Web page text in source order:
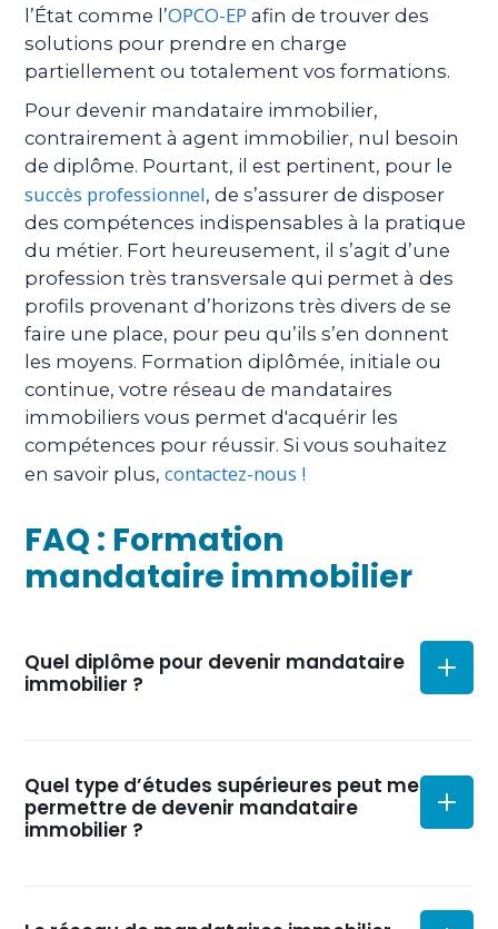
l’État comme l’OPCO-EP afin de trouver des
solutions pour prendre en charge
partiellement ou totalement vos formations.
Pour devenir mandataire immobilier,
contrairement à agent immobilier, nul besoin
de diplôme. Pourtant, il est pertinent, pour le
succès professionnel, de s’assurer de disposer
des compétences indispensables à la pratique
du métier. Fort heureusement, il s’agit d’une
profession très transversale qui permet à des
profils provenant d’horizons très divers de se
faire une place, pour peu qu’ils s’en donnent
les moyens. Formation diplômée, initiale ou
continue, votre réseau de mandataires
immobiliers vous permet d'acquérir les
compétences pour réussir. Si vous souhaitez
en savoir plus,contactez-nous !
FAQ : Formation
mandataire immobilier
Quel diplôme pour devenir mandataire
immobilier ?
obligation en ce qui concerne la validation d’acquis
est de suivre une formation ALUR de 14 heures par
an ou de 42 heures tous les trois ans d’exercice
Quel type d’études supérieures peut me
permettre de devenir mandataire
immobilier ?